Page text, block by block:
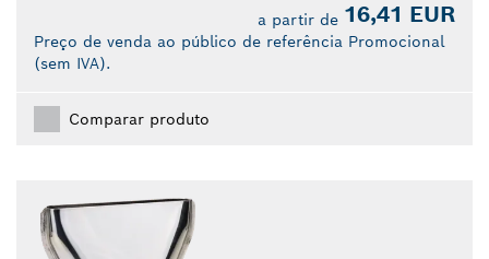
a partir de 16,41 EUR
Preço de venda ao público de referência Promocional
(sem IVA).
Comparar produto